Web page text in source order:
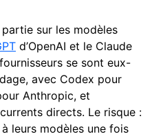
sur les modèles
d’OpenAI et le Claude
se sont eux-
avec Codex pour
Anthropic, et
directs. Le risque :
à leurs modèles une fois